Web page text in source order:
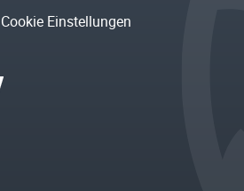
Cookie Einstellungen